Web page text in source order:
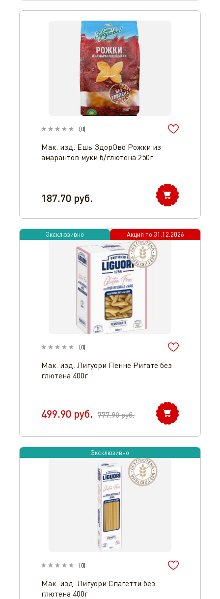
(0)
Мак. изд. Ешь ЗдорОво Рожки из
амарантов муки б/глютена 250г
187.70 руб.
Эксклюзивно Акция по 31.12.2026
(0)
Мак. изд. Лигуори Пенне Ригате без
глютена 400г
499.90 руб. 777.90руб.
Эксклюзивно
(0)
Мак. изд. Лигуори Спагетти без
глютена 400г